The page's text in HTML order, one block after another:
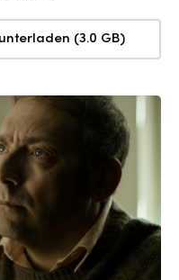
(3.0 GB)